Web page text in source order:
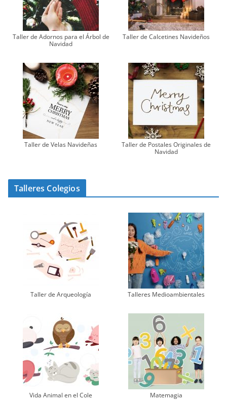
Taller de Adornos para el Árbol de
Navidad
Taller de Calcetines Navideños
Taller de Velas Navideñas
Taller de Postales Originales de
Navidad
Talleres Colegios
Taller de Arqueología Talleres Medioambientales
Vida Animal en el Cole Matemagia